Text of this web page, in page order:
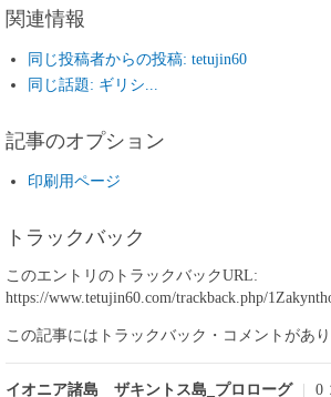
関連情報
同じ投稿者からの投稿: tetujin60
同じ話題: ギリシ...
記事のオプション
印刷用ページ
トラックバック
このエントリのトラックバックURL:
https://www.tetujin60.com/trackback.php/
この記事にはトラックバック・コメントがあり
イオニア諸島 ザキントス島_プロローグ 0